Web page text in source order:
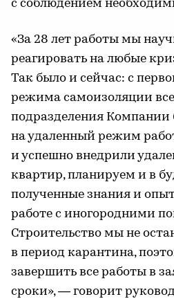
с соблюдением
«За 28 лет работы мы
реагировать на любые
Так было и сейчас: с
режима самоизоляции
подразделения Компании
на удаленный режим
и успешно внедрили
квартир, планируем и в
полученные знания и
работе с иногородними
Строительство мы не
в период карантина,
завершить все работы в
сроки», — говорит